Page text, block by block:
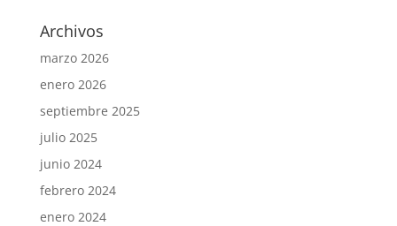
Archivos
marzo 2026
enero 2026
septiembre 2025
julio 2025
junio 2024
febrero 2024
enero 2024